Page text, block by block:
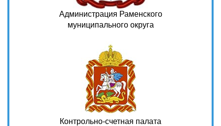
Администрация Раменского
муниципального округа
Контрольно-счетная палата